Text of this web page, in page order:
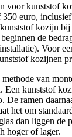
voor kunststof
euro,
kozijn bij
de
Voor
kozijnen
van
Een kunststof
De ramen
het om
dan liggen de
hoger of lager.